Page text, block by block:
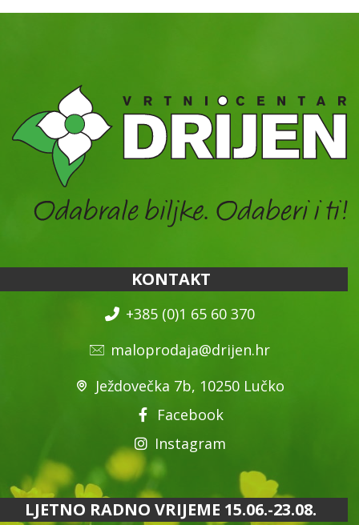
KONTAKT
+385 (0)1 65 60 370
maloprodaja@drijen.hr
Ježdovečka 7b, 10250 Lučko
Facebook
Instagram
LJETNO RADNO VRIJEME 15.06.-23.08.